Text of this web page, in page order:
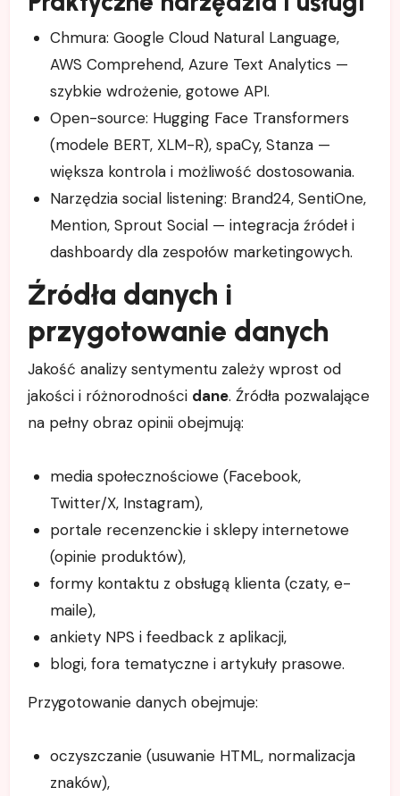
Chmura: Google Cloud Natural Language,
AWS Comprehend, Azure Text Analytics —
szybkie wdrożenie, gotowe API.
Open-source: Hugging Face Transformers
(modele BERT, XLM-R), spaCy, Stanza —
większa kontrola i możliwość dostosowania.
Narzędzia social listening: Brand24, SentiOne,
Mention, Sprout Social — integracja źródeł i
dashboardy dla zespołów marketingowych.
Źródła danych i
przygotowanie danych
Jakość analizy sentymentu zależy wprost od
jakości i różnorodności dane. Źródła pozwalające
na pełny obraz opinii obejmują:
media społecznościowe (Facebook,
Twitter/X, Instagram),
portale recenzenckie i sklepy internetowe
(opinie produktów),
formy kontaktu z obsługą klienta (czaty, e-
maile),
ankiety NPS i feedback z aplikacji,
blogi, fora tematyczne i artykuły prasowe.
Przygotowanie danych obejmuje:
oczyszczanie (usuwanie HTML, normalizacja
znaków),